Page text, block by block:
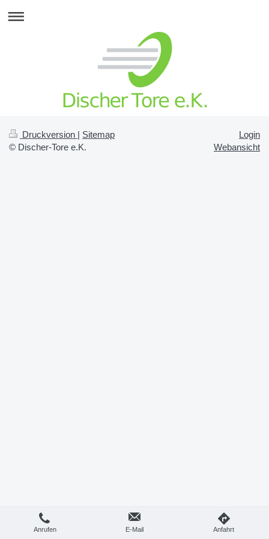
Druckversion | Sitemap
© Discher-Tore e.K.
Login
Webansicht
Anrufen E-Mail Anfahrt